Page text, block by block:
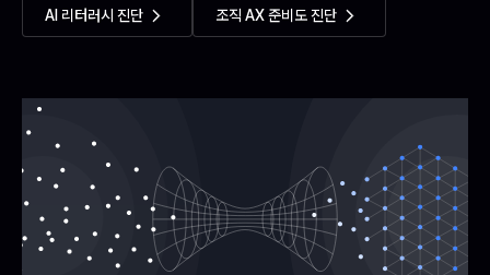
AI 리터러시 진단 조직 AX 준비도 진단